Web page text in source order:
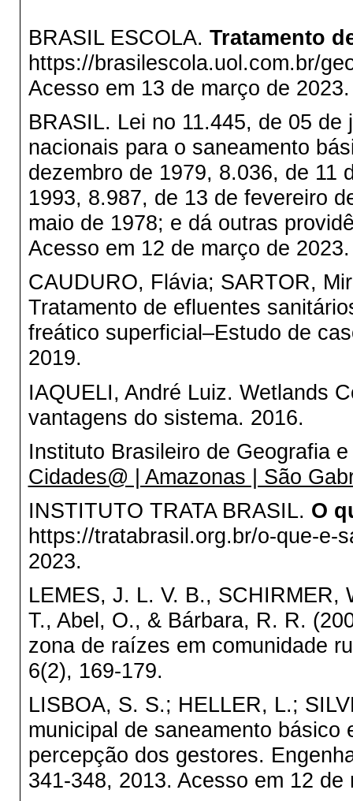
BRASIL ESCOLA. Tratamento
https://brasilescola.uol.com.br/
Acesso em 13 de março de 2023.
BRASIL. Lei no 11.445, de 05
nacionais para o saneamento
dezembro de 1979, 8.036, de 11
1993, 8.987, de 13 de fevereiro
maio de 1978; e dá outras
Acesso em 12 de março de 2023.
CAUDURO, Flávia; SARTOR,
Tratamento de efluentes
freático superficial–Estudo de
2019.
IAQUELI, André Luiz. Wetlands
vantagens do sistema. 2016.
Instituto Brasileiro de Geografia
Cidades@ | Amazonas | São
INSTITUTO TRATA BRASIL. O
https://tratabrasil.org.br/o-que-e-
2023.
LEMES, J. L. V. B., SCHIRMER,
T., Abel, O., & Bárbara, R. R.
zona de raízes em comunidade
6(2), 169-179.
LISBOA, S. S.; HELLER, L.;
municipal de saneamento
percepção dos gestores.
341-348, 2013. Acesso em 12 de